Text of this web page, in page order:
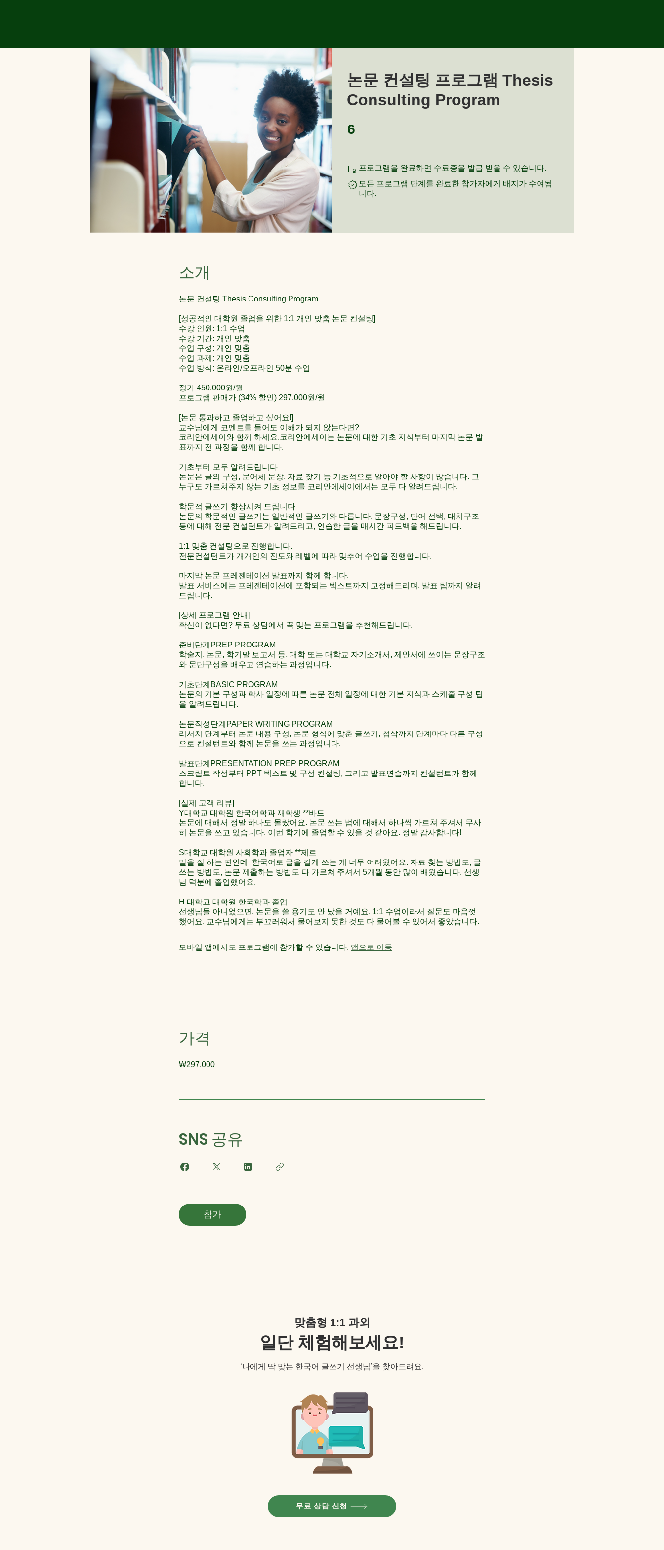
논문 컨설팅 프로그램 Thesis
Consulting Program
6
6 undefined
프로그램을 완료하면 수료증을 발급 받을 수 있습니다.
모든 프로그램 단계를 완료한 참가자에게 배지가 수여됩
니다.
소개
논문 컨설팅 Thesis Consulting Program
[성공적인 대학원 졸업을 위한 1:1 개인 맞춤 논문 컨설팅]
수강 인원: 1:1 수업
수강 기간: 개인 맞춤
수업 구성: 개인 맞춤
수업 과제: 개인 맞춤
수업 방식: 온라인/오프라인 50분 수업
정가 450,000원/월
프로그램 판매가 (34% 할인) 297,000원/월
[논문 통과하고 졸업하고 싶어요!]
교수님에게 코멘트를 들어도 이해가 되지 않는다면?
코리안에세이와 함께 하세요.코리안에세이는 논문에 대한 기초 지식부터 마지막 논문 발
표까지 전 과정을 함께 합니다.
기초부터 모두 알려드립니다
논문은 글의 구성, 문어체 문장, 자료 찾기 등 기초적으로 알아야 할 사항이 많습니다. 그
누구도 가르쳐주지 않는 기초 정보를 코리안에세이에서는 모두 다 알려드립니다.
학문적 글쓰기 향상시켜 드립니다
논문의 학문적인 글쓰기는 일반적인 글쓰기와 다릅니다. 문장구성, 단어 선택, 대치구조
등에 대해 전문 컨설턴트가 알려드리고, 연습한 글을 매시간 피드백을 해드립니다.
1:1 맞춤 컨설팅으로 진행합니다.
전문컨설턴트가 개개인의 진도와 레벨에 따라 맞추어 수업을 진행합니다.
마지막 논문 프레젠테이션 발표까지 함께 합니다.
발표 서비스에는 프레젠테이션에 포함되는 텍스트까지 교정해드리며, 발표 팁까지 알려
드립니다.
[상세 프로그램 안내]
확신이 없다면? 무료 상담에서 꼭 맞는 프로그램을 추천해드립니다.
준비단계PREP PROGRAM
학술지, 논문, 학기말 보고서 등, 대학 또는 대학교 자기소개서, 제안서에 쓰이는 문장구조
와 문단구성을 배우고 연습하는 과정입니다.
기초단계BASIC PROGRAM
논문의 기본 구성과 학사 일정에 따른 논문 전체 일정에 대한 기본 지식과 스케줄 구성 팁
을 알려드립니다.
논문작성단계PAPER WRITING PROGRAM
리서치 단계부터 논문 내용 구성, 논문 형식에 맞춘 글쓰기, 첨삭까지 단계마다 다른 구성
으로 컨설턴트와 함께 논문을 쓰는 과정입니다.
발표단계PRESENTATION PREP PROGRAM
스크립트 작성부터 PPT 텍스트 및 구성 컨설팅, 그리고 발표연습까지 컨설턴트가 함께
합니다.
[실제 고객 리뷰]
Y대학교 대학원 한국어학과 재학생 **바드
논문에 대해서 정말 하나도 몰랐어요. 논문 쓰는 법에 대해서 하나씩 가르쳐 주셔서 무사
히 논문을 쓰고 있습니다. 이번 학기에 졸업할 수 있을 것 같아요. 정말 감사합니다!
S대학교 대학원 사회학과 졸업자 **제르
말을 잘 하는 편인데, 한국어로 글을 길게 쓰는 게 너무 어려웠어요. 자료 찾는 방법도, 글
쓰는 방법도, 논문 제출하는 방법도 다 가르쳐 주셔서 5개월 동안 많이 배웠습니다. 선생
님 덕분에 졸업했어요.
H 대학교 대학원 한국학과 졸업
선생님들 아니었으면, 논문을 쓸 용기도 안 났을 거예요. 1:1 수업이라서 질문도 마음껏
했어요. 교수님에게는 부끄러워서 물어보지 못한 것도 다 물어볼 수 있어서 좋았습니다.
모바일 앱에서도 프로그램에 참가할 수 있습니다. 앱으로 이동
가격
₩297,000
SNS 공유
참가
맞춤형 1:1 과외
일단 체험해보세요!
‘나에게 딱 맞는 한국어 글쓰기 선생님’을 찾아드려요.
무료 상담 신청